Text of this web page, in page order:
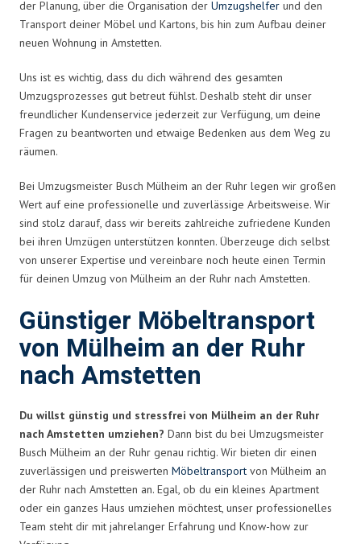
der Planung, über die Organisation der Umzugshelfer und den
Transport deiner Möbel und Kartons, bis hin zum Aufbau deiner
neuen Wohnung in Amstetten.
Uns ist es wichtig, dass du dich während des gesamten
Umzugsprozesses gut betreut fühlst. Deshalb steht dir unser
freundlicher Kundenservice jederzeit zur Verfügung, um deine
Fragen zu beantworten und etwaige Bedenken aus dem Weg zu
räumen.
Bei Umzugsmeister Busch Mülheim an der Ruhr legen wir großen
Wert auf eine professionelle und zuverlässige Arbeitsweise. Wir
sind stolz darauf, dass wir bereits zahlreiche zufriedene Kunden
bei ihren Umzügen unterstützen konnten. Überzeuge dich selbst
von unserer Expertise und vereinbare noch heute einen Termin
für deinen Umzug von Mülheim an der Ruhr nach Amstetten.
Günstiger Möbeltransport
von Mülheim an der Ruhr
nach Amstetten
Du willst günstig und stressfrei von Mülheim an der Ruhr
nach Amstetten umziehen? Dann bist du bei Umzugsmeister
Busch Mülheim an der Ruhr genau richtig. Wir bieten dir einen
zuverlässigen und preiswerten Möbeltransport von Mülheim an
der Ruhr nach Amstetten an. Egal, ob du ein kleines Apartment
oder ein ganzes Haus umziehen möchtest, unser professionelles
Team steht dir mit jahrelanger Erfahrung und Know-how zur